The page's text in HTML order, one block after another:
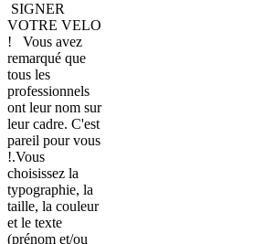
SIGNER
VOTRE VELO
! Vous avez
remarqué que
tous les
professionnels
ont leur nom sur
leur cadre. C'est
pareil pour vous
!.Vous
choisissez la
typographie, la
taille, la couleur
et le texte
(prénom et/ou